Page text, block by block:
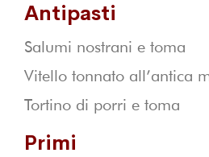
Antipasti
Salumi nostrani e toma
Vitello tonnato all’antica
Tortino di porri e toma
Primi